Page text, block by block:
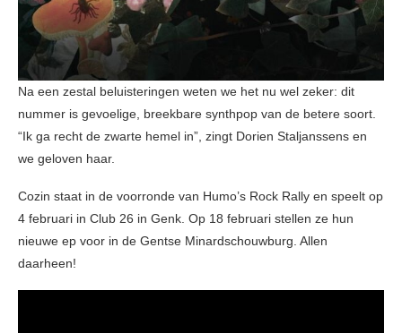
Na een zestal beluisteringen weten we het nu wel zeker: dit
nummer is gevoelige, breekbare synthpop van de betere soort.
“Ik ga recht de zwarte hemel in”, zingt Dorien Staljanssens en
we geloven haar.
Cozin staat in de voorronde van Humo’s Rock Rally en speelt op
4 februari in Club 26 in Genk. Op 18 februari stellen ze hun
nieuwe ep voor in de Gentse Minardschouwburg. Allen
daarheen!